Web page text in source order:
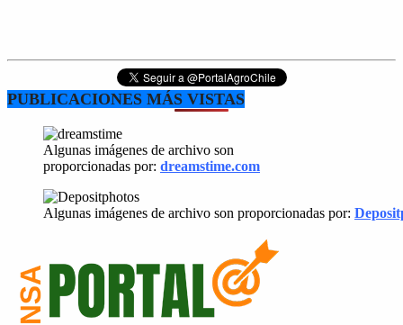
PUBLICACIONES MÁS VISTAS
Algunas imágenes de archivo son
proporcionadas por: dreamstime.com
Algunas imágenes de archivo son proporcionadas por: